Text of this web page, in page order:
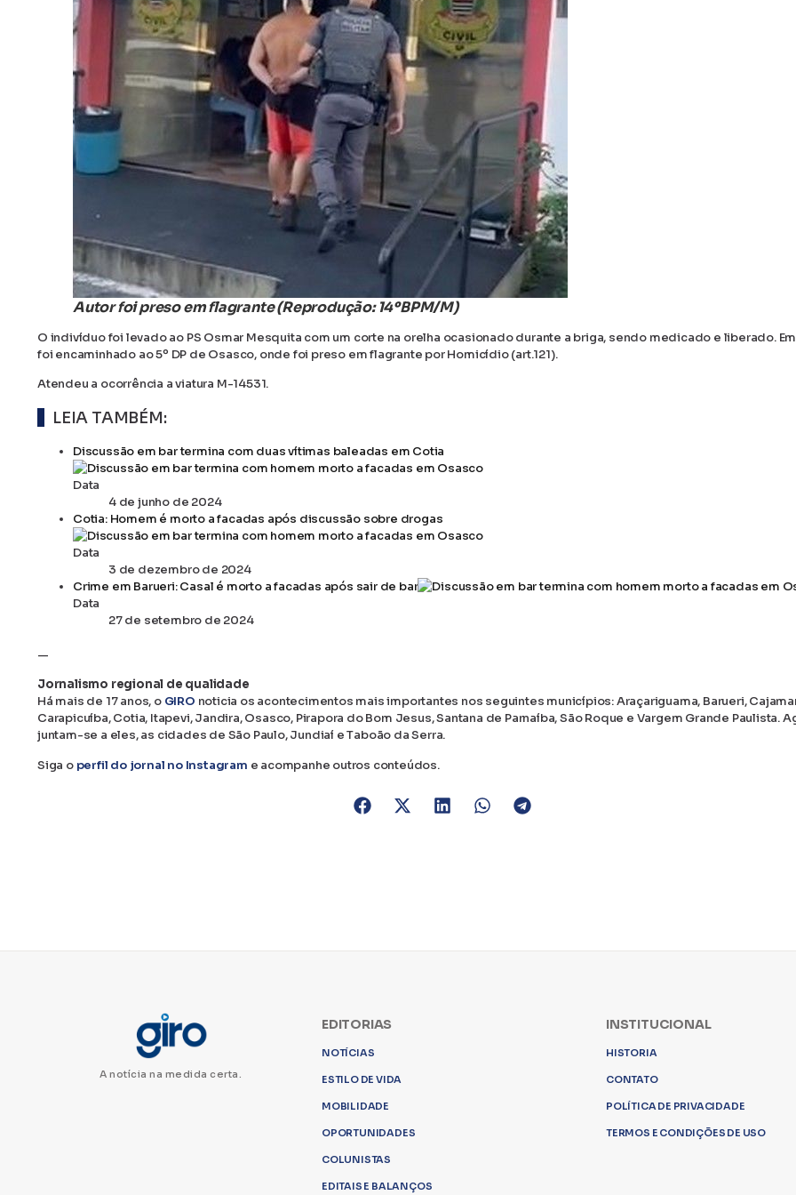
Autor foi preso em flagrante (Reprodução: 14ºBPM/M)
O indivíduo foi levado ao PS Osmar Mesquita com um corte na orelha ocasionado durante a briga, sendo medicado e liberado.
foi encaminhado ao 5º DP de Osasco, onde foi preso em flagrante por Homicídio (art.121).
Atendeu a ocorrência a viatura M-14531.
LEIA TAMBÉM:
Discussão em bar termina com duas vítimas baleadas em Cotia
Data
4 de junho de 2024
Cotia: Homem é morto a facadas após discussão sobre drogas
Data
3 de dezembro de 2024
Crime em Barueri: Casal é morto a facadas após sair de bar
Data
27 de setembro de 2024
—
Jornalismo regional de qualidade
Há mais de 17 anos, o GIRO noticia os acontecimentos mais importantes nos seguintes municípios: Araçariguama, Barueri,
Carapicuíba, Cotia, Itapevi, Jandira, Osasco, Pirapora do Bom Jesus, Santana de Parnaíba, São Roque e Vargem Grande Paulista.
juntam-se a eles, as cidades de São Paulo, Jundiaí e Taboão da Serra.
Siga o perfil do jornal no Instagram e acompanhe outros conteúdos.
A notícia na medida certa.
EDITORIAS
NOTÍCIAS
ESTILO DE VIDA
MOBILIDADE
OPORTUNIDADES
COLUNISTAS
EDITAIS E BALANÇOS
INSTITUCIONAL
HISTORIA
CONTATO
POLÍTICA DE PRIVACIDADE
TERMOS E CONDIÇÕES DE USO